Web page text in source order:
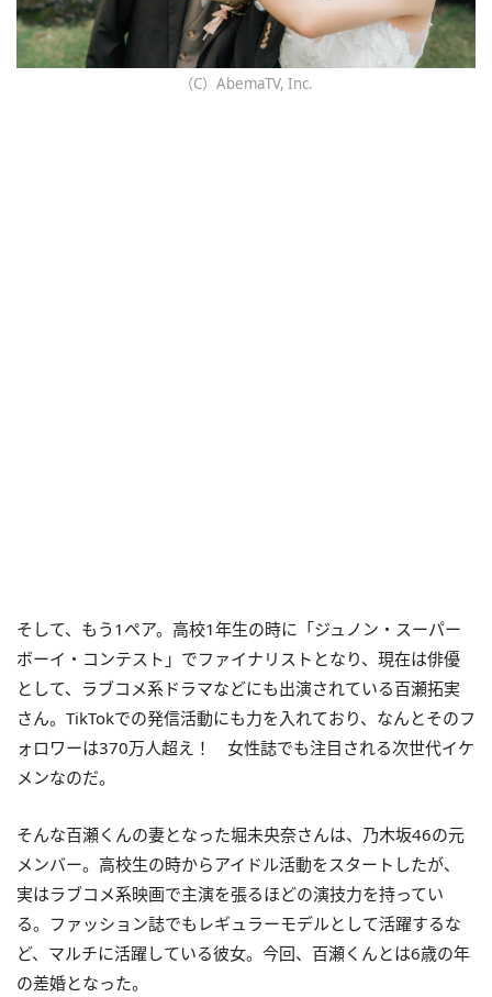
（C）AbemaTV, Inc.
そして、もう1ペア。高校1年生の時に「ジュノン・スーパー
ボーイ・コンテスト」でファイナリストとなり、現在は俳優
として、ラブコメ系ドラマなどにも出演されている百瀬拓実
さん。TikTokでの発信活動にも力を入れており、なんとそのフ
ォロワーは370万人超え！ 女性誌でも注目される次世代イケ
メンなのだ。
そんな百瀬くんの妻となった堀未央奈さんは、乃木坂46の元
メンバー。高校生の時からアイドル活動をスタートしたが、
実はラブコメ系映画で主演を張るほどの演技力を持ってい
る。ファッション誌でもレギュラーモデルとして活躍するな
ど、マルチに活躍している彼女。今回、百瀬くんとは6歳の年
の差婚となった。